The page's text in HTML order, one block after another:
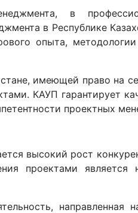
в
в Республике
опыта,
имеющей право на
КАУП гарантирует
проектных
высокий рост
проектами